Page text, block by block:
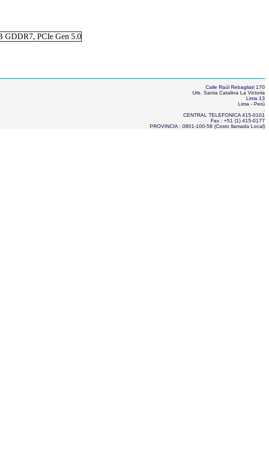
Calle Raúl Rebagliati 170
Urb. Santa Catalina La Victoria
Lima 13
Lima - Perú
CENTRAL TELEFONICA 415-0101
Fax : +51 (1) 415-0177
PROVINCIA : 0801-100-58 (Costo llamada Local)